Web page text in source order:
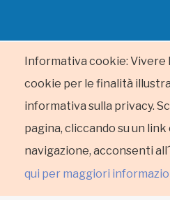
Informativa cookie: Vivere
cookie per le finalità
informativa sulla privacy.
pagina, cliccando su un
navigazione, acconsenti
qui per maggiori